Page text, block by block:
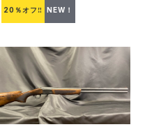
20％オフ‼ NEW！